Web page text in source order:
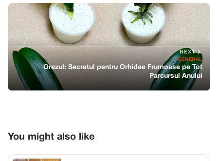
NEXT
GENERAL
Orezul: Secretul pentru Orhidee Frumoase pe Tot
Parcursul Anului
You might also like